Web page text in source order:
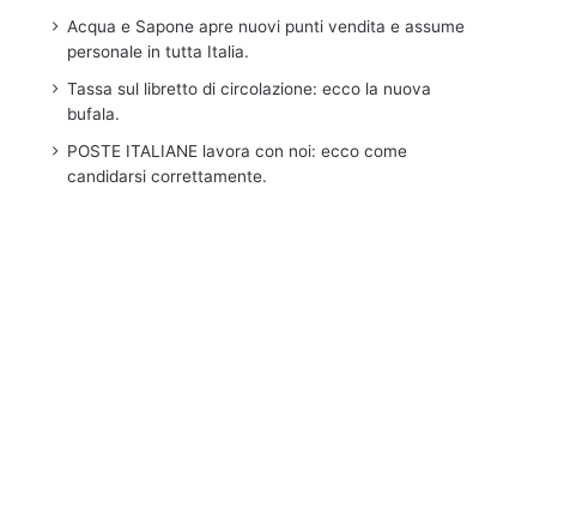
Acqua e Sapone apre nuovi punti vendita e assume
personale in tutta Italia.
Tassa sul libretto di circolazione: ecco la nuova
bufala.
POSTE ITALIANE lavora con noi: ecco come
candidarsi correttamente.